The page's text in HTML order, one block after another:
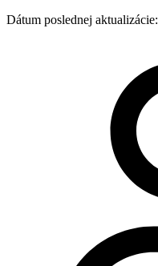
Dátum poslednej aktualizácie: